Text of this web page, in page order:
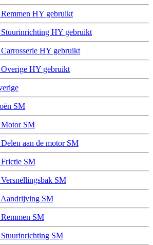
HY gebruikt
HY gebruikt
HY gebruikt
HY gebruikt
SM
SM
aan de motor SM
SM
SM
Aandrijving SM
SM
SM